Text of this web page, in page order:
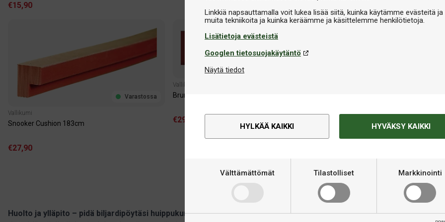
Linkkiä napsauttamalla voit lukea lisää siitä, kuinka käytämme evästeitä ja
Lisätietoja evästeistä
Googlen tietosuojakäytäntö
Näytä tiedot
HYLKÄÄ KAIKKI HYVÄKSY KAIKKI
Välttämättömät Tilastolliset Markkinointi
€15,90
Varastossa
Vallikumi
Snooker Cushion 183cm
€27,90
Vallikumi
Brunswick Contender 105cm
€29,90
€49,90
Huolto ja ylläpito – pidä biljardipöytäsi huippukunnossa